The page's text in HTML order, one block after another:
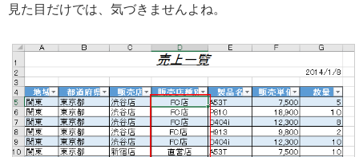
見た目だけでは、気づきませんよね。